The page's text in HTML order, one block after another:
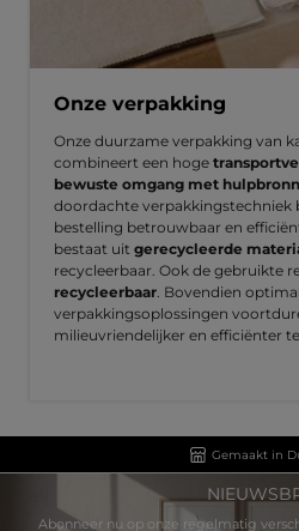
Onze verpakking
Onze duurzame verpakking van
combineert een hoge
bewuste omgang met
doordachte verpakkingstechniek
bestelling betrouwbaar en
bestaat uit gerecycleerde
recycleerbaar. Ook de gebruikte
recycleerbaar . Bovendien
verpakkingsoplossingen
milieuvriendelijker en efficiënter
Gemaakt in
Abonneer nu op onze regelmatig